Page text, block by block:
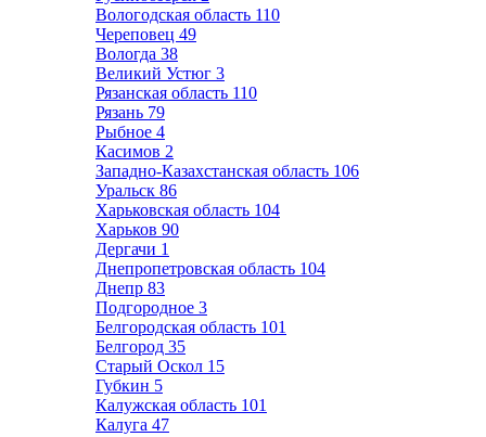
Вологодская область 110
Череповец 49
Вологда 38
Великий Устюг 3
Рязанская область 110
Рязань 79
Рыбное 4
Касимов 2
Западно-Казахстанская область 106
Уральск 86
Харьковская область 104
Харьков 90
Дергачи 1
Днепропетровская область 104
Днепр 83
Подгородное 3
Белгородская область 101
Белгород 35
Старый Оскол 15
Губкин 5
Калужская область 101
Калуга 47